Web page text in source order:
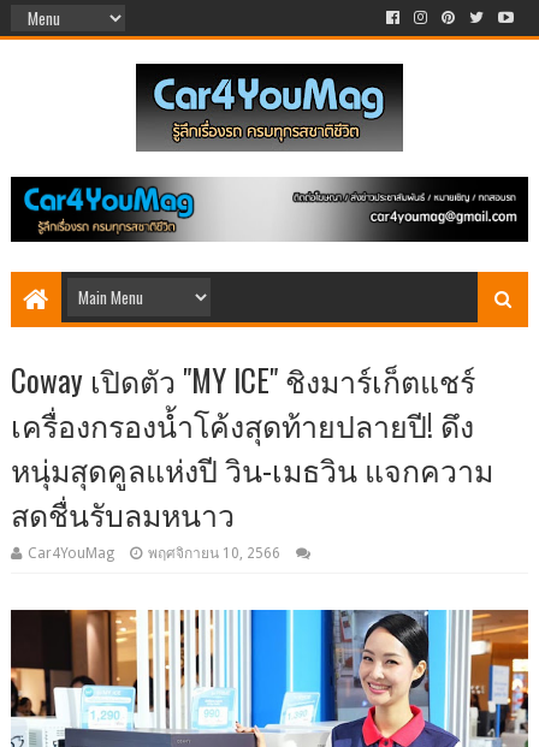
Coway เปิดตัว "MY ICE" ชิงมาร์เก็ตแชร์
เครื่องกรองน้ำโค้งสุดท้ายปลายปี! ดึง
หนุ่มสุดคูลแห่งปี วิน-เมธวิน แจกความ
สดชื่นรับลมหนาว
Car4YouMag พฤศจิกายน 10, 2566